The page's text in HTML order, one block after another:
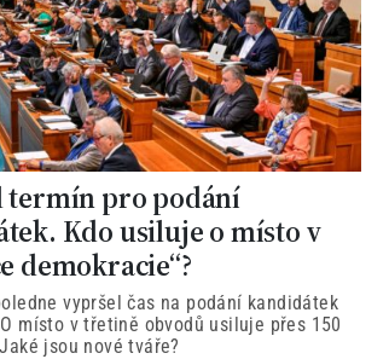
termín pro podání
Kdo usiluje o místo v
demokracie“?
vypršel čas na podání kandidátek
místo v třetině obvodů usiluje přes 150
jsou nové tváře?